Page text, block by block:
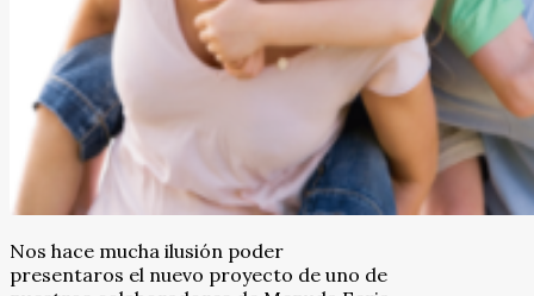
Nos hace mucha ilusión poder
presentaros el nuevo proyecto de uno de